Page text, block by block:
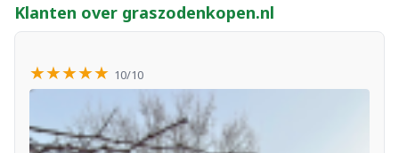
Klanten over graszodenkopen.nl
★★★★★ 10/10